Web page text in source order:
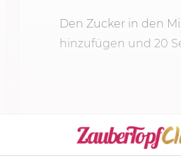
Den Zucker in den
hinzufügen und 20